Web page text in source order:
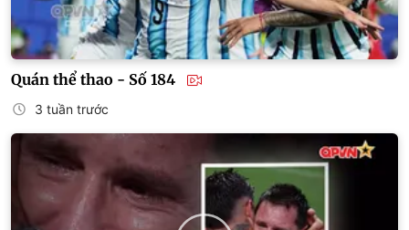
Quán thể thao - Số 184
3 tuần trước